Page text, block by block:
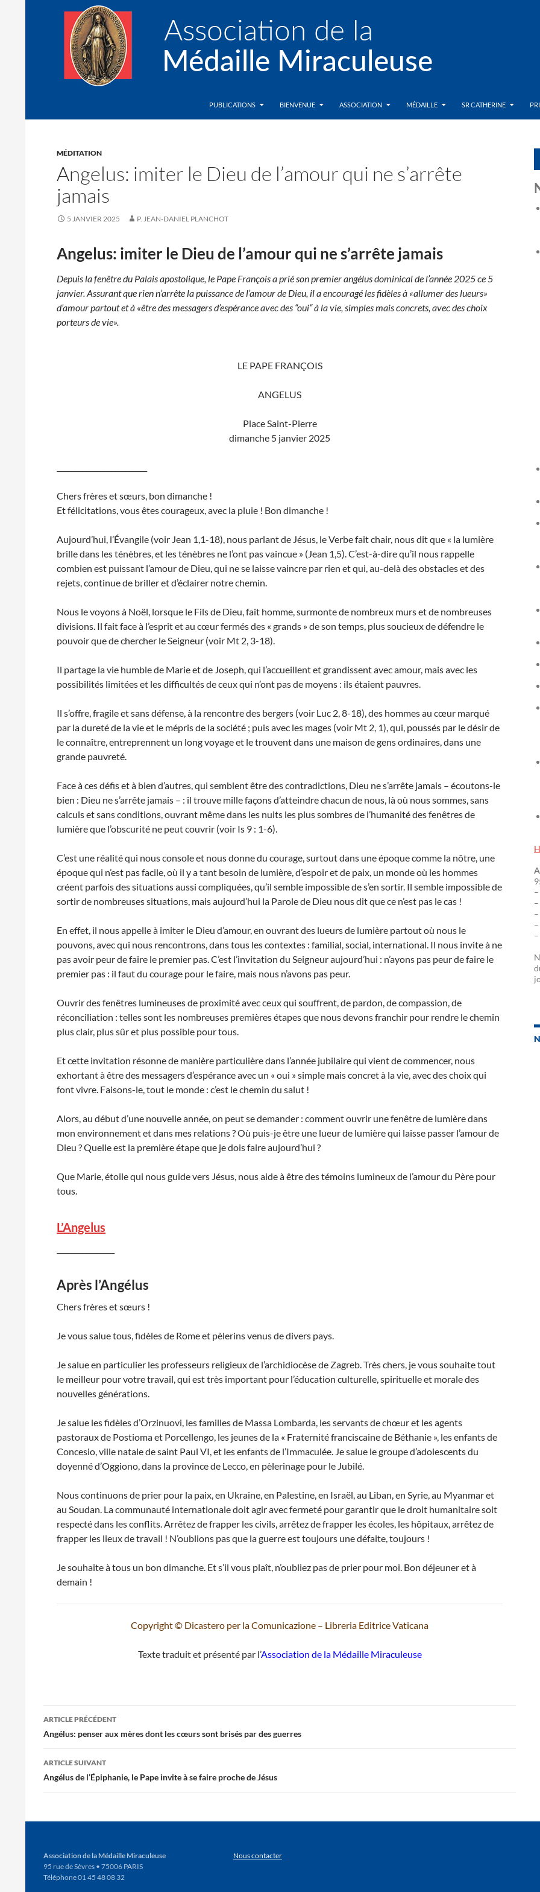
Association de la Médaille MiraculeusePUBLICATIONS BIENVENUE ASSOCIATION MÉDAILLE SR CATHERINE
MÉDITATION
Angelus: imiter le Dieu de l’amour qui ne s’arrête
jamais
5 JANVIER 2025 P. JEAN-DANIEL PLANCHOT
Angelus: imiter le Dieu de l’amour qui ne s’arrête jamais
Depuis la fenêtre du Palais apostolique, le Pape François a prié son premier angélus dominical de l’année 2025 ce 5
janvier. Assurant que rien n’arrête la puissance de l’amour de Dieu, il a encouragé les fidèles à «allumer des lueurs»
d’amour partout et à «être des messagers d’espérance avec des “oui“ à la vie, simples mais concrets, avec des choix
porteurs de vie».
LE PAPE FRANÇOIS
ANGELUS
Place Saint-Pierre
dimanche 5 janvier 2025
Chers frères et sœurs, bon dimanche !
Et félicitations, vous êtes courageux, avec la pluie ! Bon dimanche !
Aujourd’hui, l’Évangile (voir Jean 1,1-18), nous parlant de Jésus, le Verbe fait chair, nous dit que « la lumière
brille dans les ténèbres, et les ténèbres ne l’ont pas vaincue » (Jean 1,5). C’est-à-dire qu’il nous rappelle
combien est puissant l’amour de Dieu, qui ne se laisse vaincre par rien et qui, au-delà des obstacles et des
rejets, continue de briller et d’éclairer notre chemin.
Nous le voyons à Noël, lorsque le Fils de Dieu, fait homme, surmonte de nombreux murs et de nombreuses
divisions. Il fait face à l’esprit et au cœur fermés des « grands » de son temps, plus soucieux de défendre le
pouvoir que de chercher le Seigneur (voir Mt 2, 3-18).
Il partage la vie humble de Marie et de Joseph, qui l’accueillent et grandissent avec amour, mais avec les
possibilités limitées et les difficultés de ceux qui n’ont pas de moyens : ils étaient pauvres.
Il s’offre, fragile et sans défense, à la rencontre des bergers (voir Luc 2, 8-18), des hommes au cœur marqué
par la dureté de la vie et le mépris de la société ; puis avec les mages (voir Mt 2, 1), qui, poussés par le désir de
le connaître, entreprennent un long voyage et le trouvent dans une maison de gens ordinaires, dans une
grande pauvreté.
Face à ces défis et à bien d’autres, qui semblent être des contradictions, Dieu ne s’arrête jamais – écoutons-le
bien : Dieu ne s’arrête jamais – : il trouve mille façons d’atteindre chacun de nous, là où nous sommes, sans
calculs et sans conditions, ouvrant même dans les nuits les plus sombres de l’humanité des fenêtres de
lumière que l’obscurité ne peut couvrir (voir Is 9 : 1-6).
C’est une réalité qui nous console et nous donne du courage, surtout dans une époque comme la nôtre, une
époque qui n’est pas facile, où il y a tant besoin de lumière, d’espoir et de paix, un monde où les hommes
créent parfois des situations aussi compliquées, qu’il semble impossible de s’en sortir. Il semble impossible de
sortir de nombreuses situations, mais aujourd’hui la Parole de Dieu nous dit que ce n’est pas le cas !
En effet, il nous appelle à imiter le Dieu d’amour, en ouvrant des lueurs de lumière partout où nous le
pouvons, avec qui nous rencontrons, dans tous les contextes : familial, social, international. Il nous invite à ne
pas avoir peur de faire le premier pas. C’est l’invitation du Seigneur aujourd’hui : n’ayons pas peur de faire le
premier pas : il faut du courage pour le faire, mais nous n’avons pas peur.
Ouvrir des fenêtres lumineuses de proximité avec ceux qui souffrent, de pardon, de compassion, de
réconciliation : telles sont les nombreuses premières étapes que nous devons franchir pour rendre le chemin
plus clair, plus sûr et plus possible pour tous.
Et cette invitation résonne de manière particulière dans l’année jubilaire qui vient de commencer, nous
exhortant à être des messagers d’espérance avec un « oui » simple mais concret à la vie, avec des choix qui
font vivre. Faisons-le, tout le monde : c’est le chemin du salut !
Alors, au début d’une nouvelle année, on peut se demander : comment ouvrir une fenêtre de lumière dans
mon environnement et dans mes relations ? Où puis-je être une lueur de lumière qui laisse passer l’amour de
Dieu ? Quelle est la première étape que je dois faire aujourd’hui ?
Que Marie, étoile qui nous guide vers Jésus, nous aide à être des témoins lumineux de l’amour du Père pour
tous.
L’Angelus
Après l’Angélus
Chers frères et sœurs !
Je vous salue tous, fidèles de Rome et pèlerins venus de divers pays.
Je salue en particulier les professeurs religieux de l’archidiocèse de Zagreb. Très chers, je vous souhaite tout
le meilleur pour votre travail, qui est très important pour l’éducation culturelle, spirituelle et morale des
nouvelles générations.
Je salue les fidèles d’Orzinuovi, les familles de Massa Lombarda, les servants de chœur et les agents
pastoraux de Postioma et Porcellengo, les jeunes de la « Fraternité franciscaine de Béthanie », les enfants de
Concesio, ville natale de saint Paul VI, et les enfants de l’Immaculée. Je salue le groupe d’adolescents du
doyenné d’Oggiono, dans la province de Lecco, en pèlerinage pour le Jubilé.
Nous continuons de prier pour la paix, en Ukraine, en Palestine, en Israël, au Liban, en Syrie, au Myanmar et
au Soudan. La communauté internationale doit agir avec fermeté pour garantir que le droit humanitaire soit
respecté dans les conflits. Arrêtez de frapper les civils, arrêtez de frapper les écoles, les hôpitaux, arrêtez de
frapper les lieux de travail ! N’oublions pas que la guerre est toujours une défaite, toujours !
Je souhaite à tous un bon dimanche. Et s’il vous plaît, n’oubliez pas de prier pour moi. Bon déjeuner et à
demain !
Copyright © Dicastero per la Comunicazione – Libreria Editrice Vaticana
Texte traduit et présenté par l’Association de la Médaille Miraculeuse
Navigation
des
articles
ARTICLE PRÉCÉDENT
Angélus: penser aux mères dont les cœurs sont brisés par des guerres
ARTICLE SUIVANT
Angélus de l’Épiphanie, le Pape invite à se faire proche de Jésus
Association de la Médaille Miraculeuse
95 rue de Sèvres • 75006 PARIS
Téléphone 01 45 48 08 32
Nous contacter